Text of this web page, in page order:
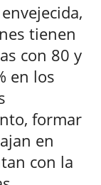
tienen
con 80 y
en los
formar
en
con la